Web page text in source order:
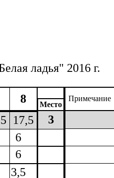
ладья" 2016 г.
8 Примечание
Место
17,5 3
6
6
3,5